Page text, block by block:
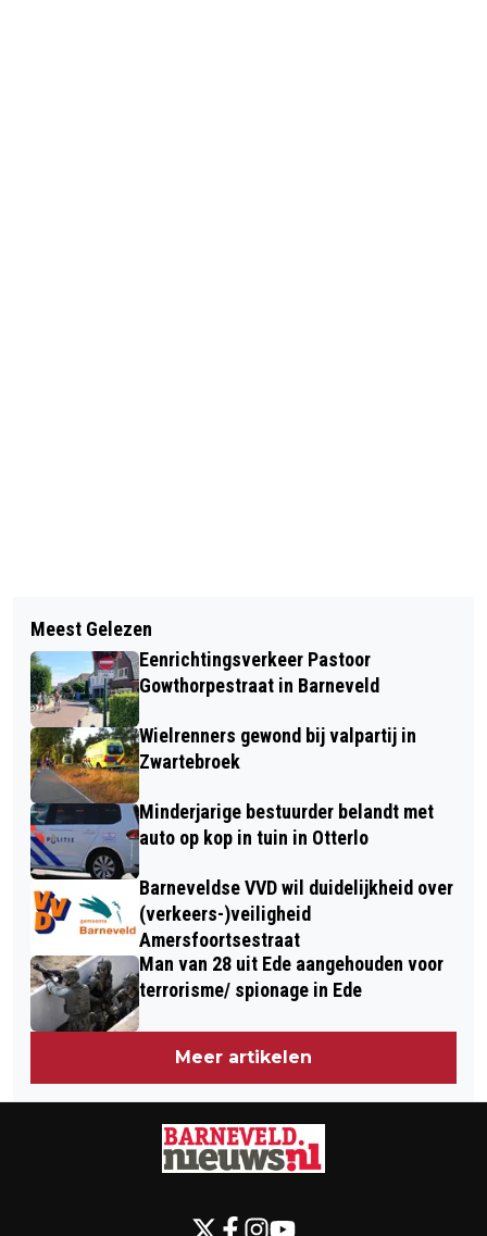
GEPANTSERD MILITAIR VOERTUIG
RAAKT VAN DE WEG IN EDE
WAAROM DAKRENOVATIE VOOR
STALLEN EN SCHUREN IN BARNEVELD
NIET LANGER UITGESTELD KAN
WORDEN
Meest Gelezen
Eenrichtingsverkeer Pastoor
Gowthorpestraat in Barneveld
Wielrenners gewond bij valpartij in
Zwartebroek
Minderjarige bestuurder belandt met
auto op kop in tuin in Otterlo
Barneveldse VVD wil duidelijkheid over
(verkeers-)veiligheid
Amersfoortsestraat
Man van 28 uit Ede aangehouden voor
terrorisme/ spionage in Ede
Meer artikelen